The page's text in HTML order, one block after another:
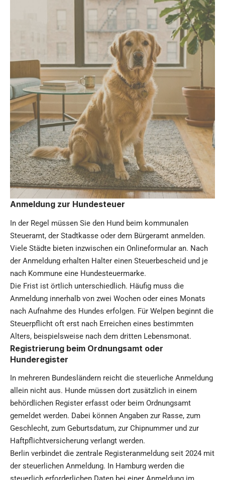
Anmeldung zur Hundesteuer
In der Regel müssen Sie den Hund beim kommunalen
Steueramt, der Stadtkasse oder dem Bürgeramt anmelden.
Viele Städte bieten inzwischen ein Onlineformular an. Nach
der Anmeldung erhalten Halter einen Steuerbescheid und je
nach Kommune eine Hundesteuermarke.
Die Frist ist örtlich unterschiedlich. Häufig muss die
Anmeldung innerhalb von zwei Wochen oder eines Monats
nach Aufnahme des Hundes erfolgen. Für Welpen beginnt die
Steuerpflicht oft erst nach Erreichen eines bestimmten
Alters, beispielsweise nach dem dritten Lebensmonat.
Registrierung beim Ordnungsamt oder
Hunderegister
In mehreren Bundesländern reicht die steuerliche Anmeldung
allein nicht aus. Hunde müssen dort zusätzlich in einem
behördlichen Register erfasst oder beim Ordnungsamt
gemeldet werden. Dabei können Angaben zur Rasse, zum
Geschlecht, zum Geburtsdatum, zur Chipnummer und zur
Haftpflichtversicherung verlangt werden.
Berlin verbindet die zentrale Registeranmeldung seit 2024 mit
der steuerlichen Anmeldung. In Hamburg werden die